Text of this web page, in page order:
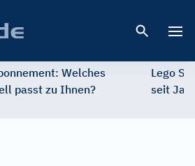
Welches
passt zu Ihnen?
Lego
seit